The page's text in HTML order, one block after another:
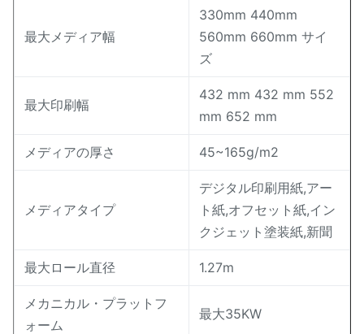
最大メディア幅
330mm 440mm
560mm 660mm サイ
ズ
最大印刷幅
432 mm 432 mm 552
mm 652 mm
メディアの厚さ 45~165g/m2
メディアタイプ
デジタル印刷用紙,アー
ト紙,オフセット紙,イン
クジェット塗装紙,新聞
最大ロール直径 1.27m
メカニカル・プラットフ
ォーム
最大35KW